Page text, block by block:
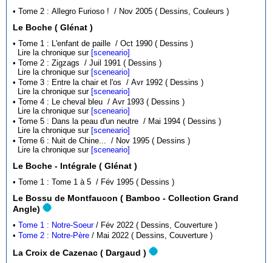
• Tome 2 : Allegro Furioso ! / Nov 2005 ( Dessins, Couleurs )
Le Boche ( Glénat )
• Tome 1 : L'enfant de paille / Oct 1990 ( Dessins )
Lire la chronique sur [sceneario]
• Tome 2 : Zigzags / Juil 1991 ( Dessins )
Lire la chronique sur [sceneario]
• Tome 3 : Entre la chair et l'os / Avr 1992 ( Dessins )
Lire la chronique sur [sceneario]
• Tome 4 : Le cheval bleu / Avr 1993 ( Dessins )
Lire la chronique sur [sceneario]
• Tome 5 : Dans la peau d'un neutre / Mai 1994 ( Dessins )
Lire la chronique sur [sceneario]
• Tome 6 : Nuit de Chine... / Nov 1995 ( Dessins )
Lire la chronique sur [sceneario]
Le Boche - Intégrale ( Glénat )
• Tome 1 : Tome 1 à 5 / Fév 1995 ( Dessins )
Le Bossu de Montfaucon ( Bamboo - Collection Grand
Angle)
•Tome 1 : Notre-Soeur
/ Fév 2022 ( Dessins, Couverture )
•Tome 2 : Notre-Père / Mai 2022 ( Dessins, Couverture )
La Croix de Cazenac ( Dargaud )